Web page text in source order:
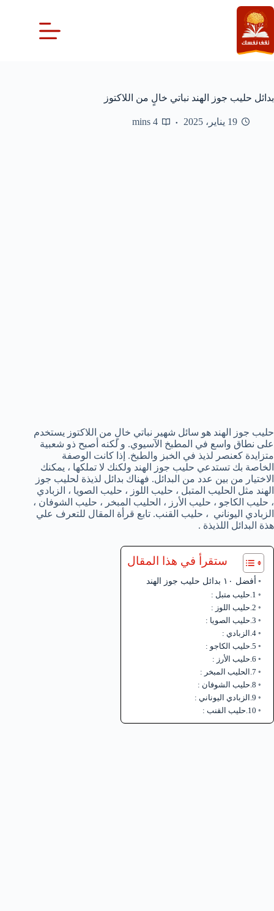
التجاوز
إلى
المحتوى
بدائل حليب جوز الهند نباتي خالٍ من اللاكتوز
19 يناير، 2025 4 mins
حليب جوز الهند هو سائل شهير نباتي خالٍ من اللاكتوز يستخدم
على نطاق واسع في المطبخ الآسيوي. و لكنه أصبح ذو شعبية
متزايدة كعنصر لذيذ في الخبز والطبخ. إذا كانت الوصفة
الخاصة بك تستدعي حليب جوز الهند ولكنك لا تملكها ، يمكنك
الاختيار من بين عدد من البدائل. فهناك بدائل لذيذة لحليب جوز
الهند مثل الحليب المتبل ، حليب اللوز ، حليب الصويا ، الزبادي
، حليب الكاجو ، حليب الأرز ، الحليب المبخر ، حليب الشوفان ،
الزبادي اليوناني ، حليب القنب. تابع قرأة المقال للتعرف علي
هذة البدائل اللذيذة .
ستقرأ في هذا المقال
أفضل ١٠ بدائل حليب جوز الهند
1.حليب متبل :
2.حليب اللوز :
3.حليب الصويا :
4.الزبادي :
5.حليب الكاجو :
6.حليب الأرز :
7.الحليب المبخر :
8.حليب الشوفان :
9.الزبادي اليوناني :
10.حليب القنب :